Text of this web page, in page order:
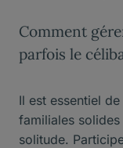
Comment
parfois le
Il est essentiel
familiales
solitude.